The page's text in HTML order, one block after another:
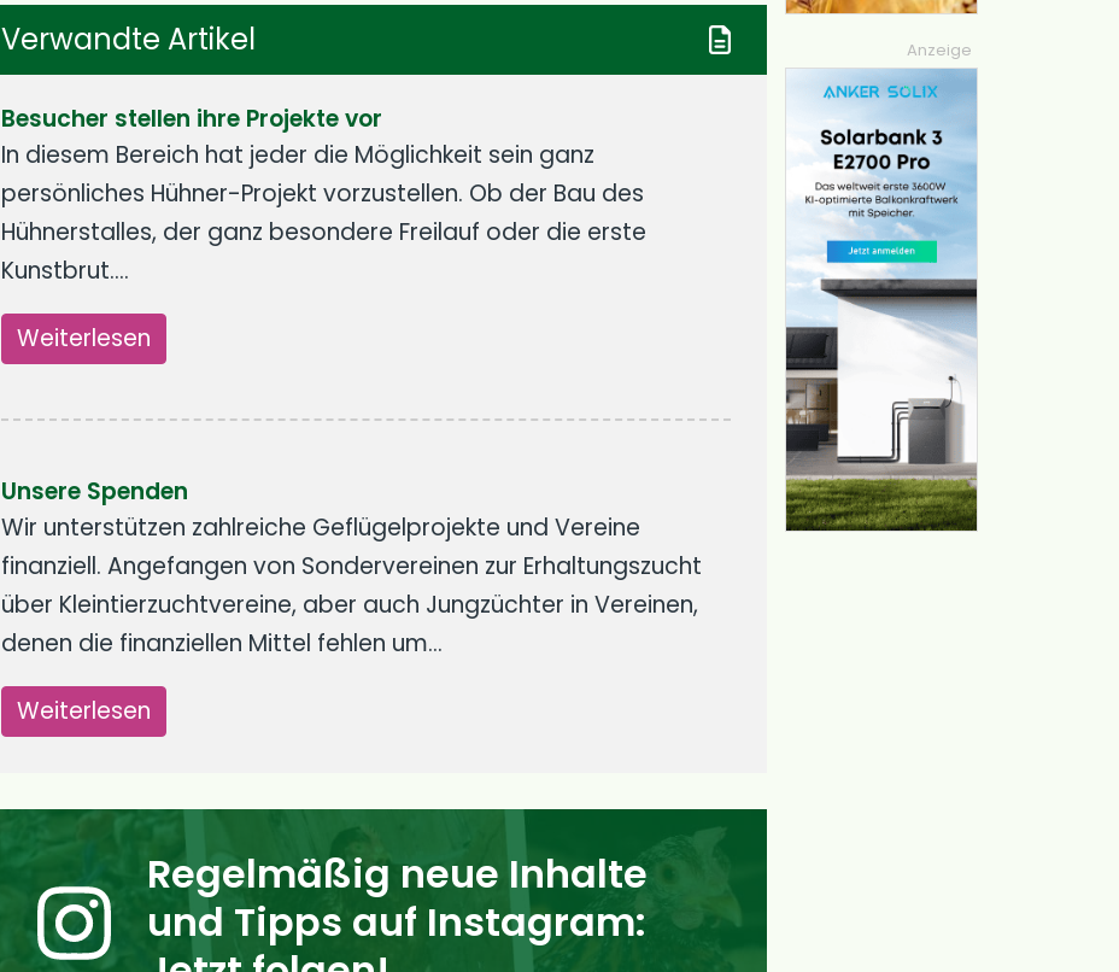
Verwandte Artikel
Besucher stellen ihre Projekte vor
In diesem Bereich hat jeder die Möglichkeit sein ganz
persönliches Hühner-Projekt vorzustellen. Ob der Bau des
Hühnerstalles, der ganz besondere Freilauf oder die erste
Kunstbrut.…
Weiterlesen
Unsere Spenden
Wir unterstützen zahlreiche Geflügelprojekte und Vereine
finanziell. Angefangen von Sondervereinen zur Erhaltungszucht
über Kleintierzuchtvereine, aber auch Jungzüchter in Vereinen,
denen die finanziellen Mittel fehlen um…
Weiterlesen
Regelmäßig neue Inhalte
und Tipps auf Instagram:
Anzeige